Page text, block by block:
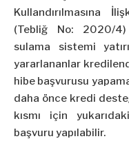
Kullandırılmasına
(Tebliğ No: 2020/4)
sulama sistemi
yararlananlar
hibe başvurusu
daha önce kredi
kısmı için
başvuru yapılabilir.